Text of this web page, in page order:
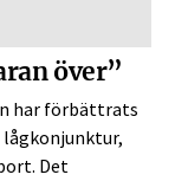
över”
har förbättrats
lågkonjunktur,
Det